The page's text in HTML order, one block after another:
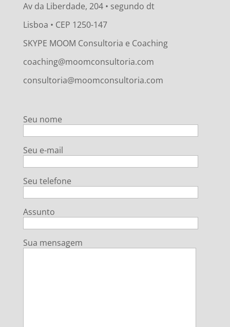
Av da Liberdade, 204 • segundo dt
Lisboa • CEP 1250-147
SKYPE MOOM Consultoria e Coaching
coaching@moomconsultoria.com
consultoria@moomconsultoria.com
Seu nome
Seu e-mail
Seu telefone
Assunto
Sua mensagem